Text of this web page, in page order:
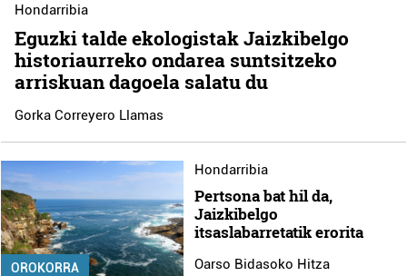
Hondarribia
Eguzki talde ekologistak Jaizkibelgo
historiaurreko ondarea suntsitzeko
arriskuan dagoela salatu du
Gorka Correyero Llamas
OROKORRA
Hondarribia
Pertsona bat hil da,
Jaizkibelgo
itsaslabarretatik erorita
Oarso Bidasoko Hitza